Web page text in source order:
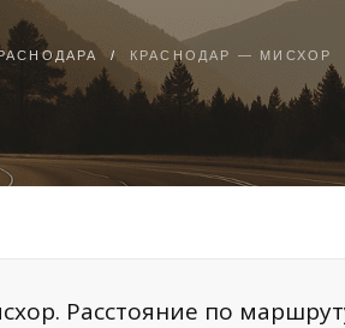
/ КРАСНОДАР — МИСХОР
Расстояние по